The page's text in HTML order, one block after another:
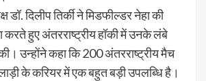
डॉ. दिलीप तिर्की ने मिडफील्डर नेहा की
करते हुए अंतरराष्ट्रीय हॉकी में उनके लंबे
उन्होंने कहा कि 200 अंतरराष्ट्रीय मैच
के करियर में एक बहुत बड़ी उपलब्धि है।